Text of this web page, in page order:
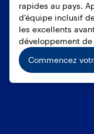
rapides au pays.
d’équipe inclusif
les excellents
développement de
Commencez